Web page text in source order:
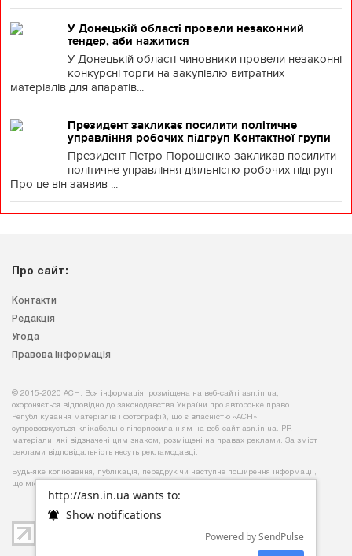
http://asn.in.ua wants to:
Show notifications
Powered by SendPulse
У Донецькій області провели незаконний
тендер, аби нажитися
У Донецькій області чиновники провели незаконні
конкурсні торги на закупівлю витратних
матеріалів для апаратів...
Президент закликає посилити політичне
управління робочих підгруп Контактної групи
Президент Петро Порошенко закликав посилити
політичне управління діяльністю робочих підгруп
Про це він заявив ...
Про сайт:
Контакти
Редакція
Угода
Правова інформація
© 2015-2020 АСН. Вся інформація, розміщена на веб-сайті asn.in.ua,
охороняється відповідно до законодавства України про авторське право.
Републікування матеріалів і фотографій, що є власністю «АСН»,
супроводжується клікабельно гіперпосиланням на веб-сайт asn.іn.ua. PR -
матеріали, які відзначені цим знаком, розміщені на правах реклами. За зміст
реклами відповідальність несуть рекламодавці.
Будь-яке копiювання, публiкацiя, передрук чи наступне поширення iнформацiї,
що мiстить посилання на